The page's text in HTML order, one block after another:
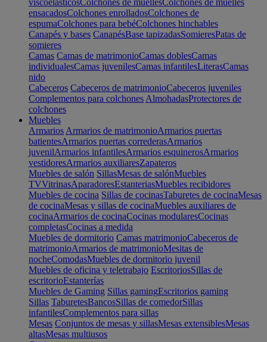
viscoelásticosColchones de muellesColchones de muelles
ensacadosColchones enrolladosColchones de
espumaColchones para bebéColchones hinchables
Canapés y bases CanapésBase tapizadasSomieresPatas de
somieres
Camas Camas de matrimonioCamas doblesCamas
individualesCamas juvenilesCamas infantilesLiterasCamas
nido
Cabeceros Cabeceros de matrimonioCabeceros juveniles
Complementos para colchones AlmohadasProtectores de
colchones
Muebles
Armarios Armarios de matrimonioArmarios puertas
batientesArmarios puertas correderasArmarios
juvenilArmarios infantilesArmarios esquinerosArmarios
vestidoresArmarios auxiliaresZapateros
Muebles de salón SillasMesas de salónMuebles
TVVitrinasAparadoresEstanteriasMuebles recibidores
Muebles de cocina Sillas de cocinasTaburetes de cocinaMesas
de cocinaMesas y sillas de cocinaMuebles auxiliares de
cocinaArmarios de cocinaCocinas modularesCocinas
completasCocinas a medida
Muebles de dormitorio Camas matrimonioCabeceros de
matrimonioArmarios de matrimonioMesitas de
nocheComodasMuebles de dormitorio juvenil
Muebles de oficina y teletrabajo EscritoriosSillas de
escritorioEstanterías
Muebles de Gaming Sillas gamingEscritorios gaming
Sillas TaburetesBancosSillas de comedorSillas
infantilesComplementos para sillas
Mesas Conjuntos de mesas y sillasMesas extensiblesMesas
altasMesas multiusos